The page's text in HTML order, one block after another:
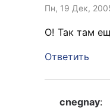
Пн, 19 Дек,
О! Так там
Ответить
cnegnay: